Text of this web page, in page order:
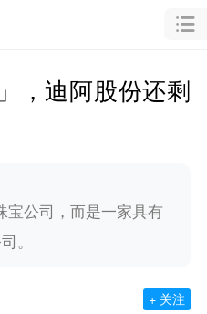
，迪阿股份还剩
宝公司，而是一家具有
。
+ 关注